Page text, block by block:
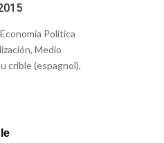
Economía Política
, Medio
crible (espagnol),